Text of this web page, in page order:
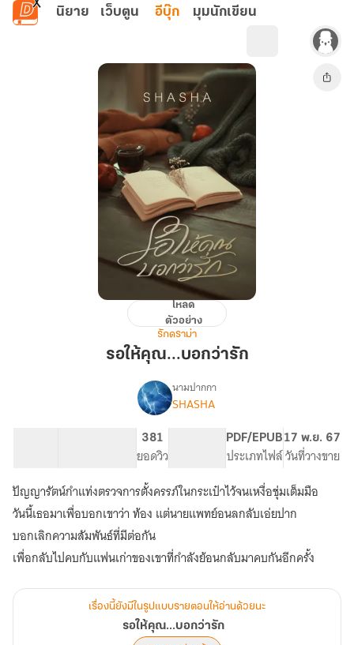
ข้ามไปยังเนื้อหาหลัก
นิยาย เว็บตูน อีบุ๊ก มุมนักเขียน
คุณ...บอก
โหลด
ตัวอย่าง
รักดราม่า
รอให้คุณ...บอกว่ารัก
เรื่อง
รัก
นามปากกา
SHASHA
381
ยอดวิว
PDF/EPUB
ประเภทไฟล์
17 พ.ย. 67
วันที่วางขาย
ปัญญารัตน์กำแท่งตรวจการตั้งครรภ์ในกระเป๋าไว้จนเหงื่อชุ่มเต็มมือ
วันนี้เธอมาเพื่อบอกเขาว่า ท้อง แต่นายแพทย์อนลกลับเอ่ยปาก
บอกเลิกความสัมพันธ์ที่มีต่อกัน
เพื่อกลับไปคบกับแฟนเก่าของเขาที่กำลังย้อนกลับมาคบกันอีกครั้ง
เรื่องนี้ยังมีในรูปแบบรายตอนให้อ่านด้วยนะ
รอให้คุณ...บอกว่ารัก